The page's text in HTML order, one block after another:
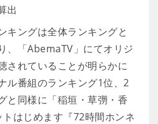
出
キングは全体ランキングと
、「AbemaTV」にてオリジ
されていることが明らかに
ル番組のランキング1位、2
と同様に「稲垣・草彅・香
はじめます『72時間ホンネ